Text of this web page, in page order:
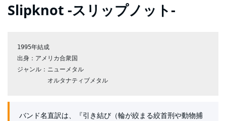
Slipknot -スリップノット-
1995年結成
出身：アメリカ合衆国
ジャンル：ニューメタル
バンド名直訳は、『引き結び（輪が絞まる絞首刑や動物捕